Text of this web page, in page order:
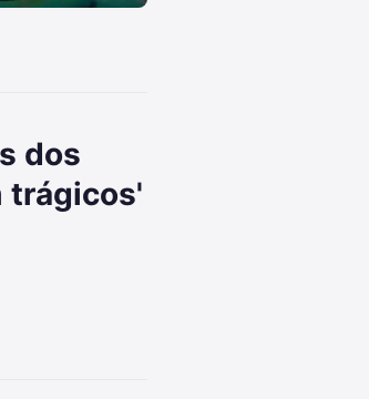
dos
trágicos'